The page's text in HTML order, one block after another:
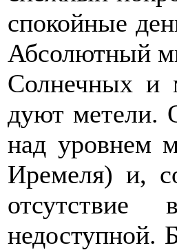
спокойные
Абсолютный
Солнечных и
дуют метели.
над уровнем
Иремеля) и,
отсутствие
недоступной.